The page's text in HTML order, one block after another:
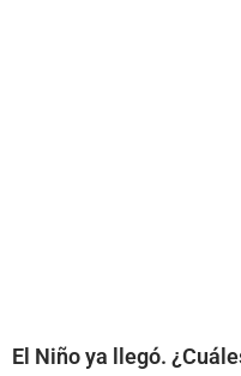
El Niño ya llegó.